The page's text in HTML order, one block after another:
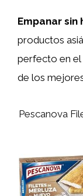
Empanar sin
productos
perfecto en el
de los
Pescanova